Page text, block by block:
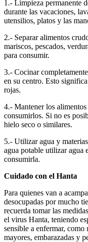
1.- Limpieza permanente
durante las vacaciones,
utensilios, platos y las
2.- Separar alimentos
mariscos, pescados,
para consumir.
3.- Cocinar
en su centro. Esto
rojas.
4.- Mantener los
consumirlos. Si no es
hielo seco o similares.
5.- Utilizar agua y
agua potable utilizar agua
consumirla.
Cuidado con el Hanta
Para quienes van a
desocupadas por mucho
recuerda tomar las
el virus Hanta, teniendo
sensible a enfermar, como
mayores, embarazadas y